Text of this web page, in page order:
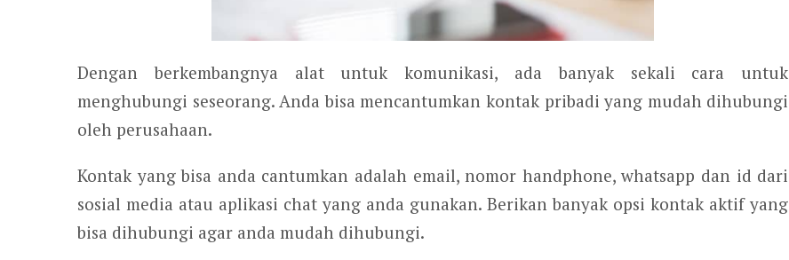
Dengan berkembangnya alat untuk komunikasi, ada banyak sekali cara untuk
menghubungi seseorang. Anda bisa mencantumkan kontak pribadi yang mudah dihubungi
oleh perusahaan.
Kontak yang bisa anda cantumkan adalah email, nomor handphone, whatsapp dan id dari
sosial media atau aplikasi chat yang anda gunakan. Berikan banyak opsi kontak aktif yang
bisa dihubungi agar anda mudah dihubungi.